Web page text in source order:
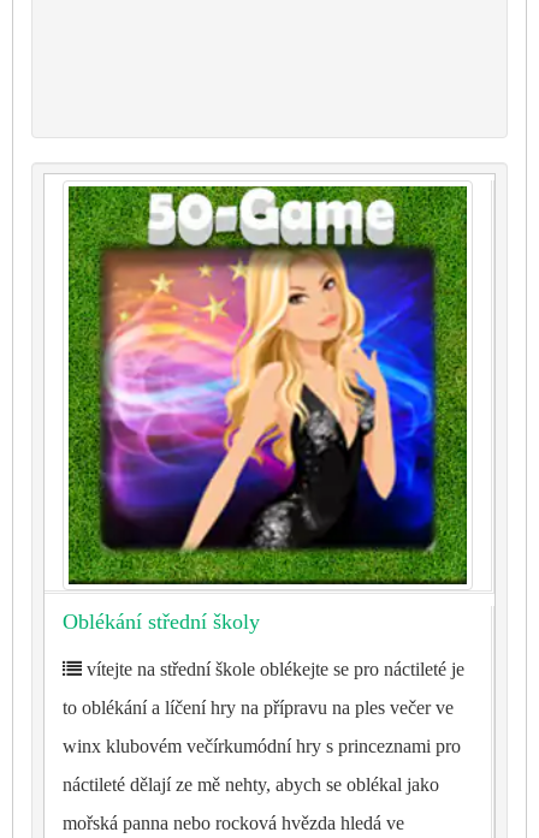
Oblékání střední školy
vítejte na střední škole oblékejte se pro náctileté je
to oblékání a líčení hry na přípravu na ples večer ve
winx klubovém večírkumódní hry s princeznami pro
náctileté dělají ze mě nehty, abych se oblékal jako
mořská panna nebo rocková hvězda hledá ve